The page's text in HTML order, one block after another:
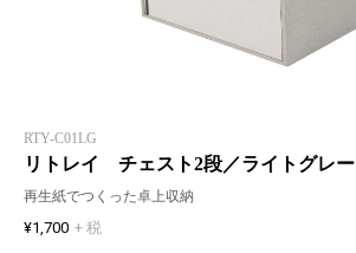
RTY-C01LG
リトレイ チェスト2段／ライトグレー
再生紙でつくった卓上収納
¥1,700 + 税